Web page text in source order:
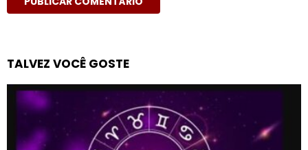
TALVEZ VOCÊ GOSTE